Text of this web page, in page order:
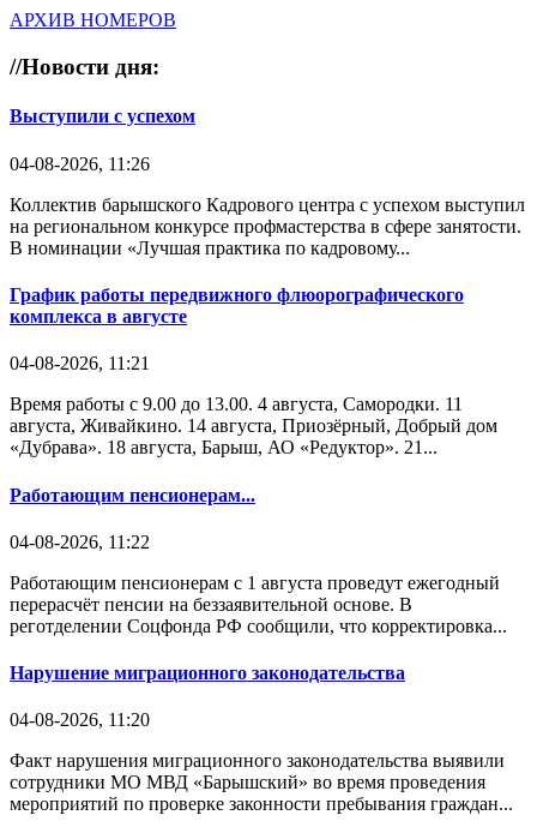
АРХИВ НОМЕРОВ
//Новости дня:
Выступили с успехом
04-08-2026, 11:26
Коллектив барышского Кадрового центра с успехом выступил
на региональном конкурсе профмастерства в сфере занятости.
В номинации «Лучшая практика по кадровому...
График работы передвижного флюорографического
комплекса в августе
04-08-2026, 11:21
Время работы с 9.00 до 13.00. 4 августа, Самородки. 11
августа, Живайкино. 14 августа, Приозёрный, Добрый дом
«Дубрава». 18 августа, Барыш, АО «Редуктор». 21...
Работающим пенсионерам...
04-08-2026, 11:22
Работающим пенсионерам с 1 августа проведут ежегодный
перерасчёт пенсии на беззаявительной основе. В
реготделении Соцфонда РФ сообщили, что корректировка...
Нарушение миграционного законодательства
04-08-2026, 11:20
Факт нарушения миграционного законодательства выявили
сотрудники МО МВД «Барышский» во время проведения
мероприятий по проверке законности пребывания граждан...